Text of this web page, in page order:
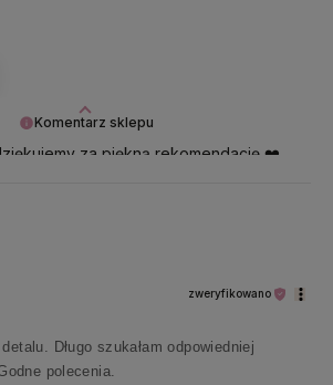
Komentarz sklepu
za piękną rekomendację ❤️
zweryfikowano
Długo szukałam odpowiedniej
polecenia.